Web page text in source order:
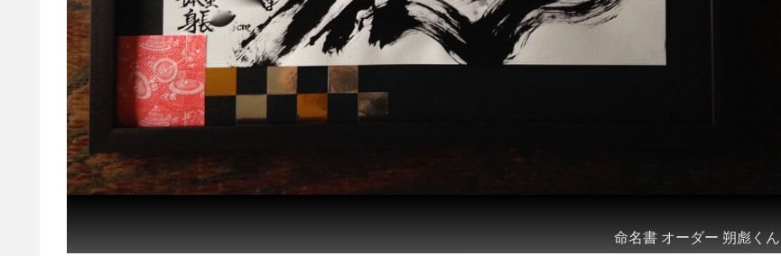
命名書 オーダー 朔彪くん